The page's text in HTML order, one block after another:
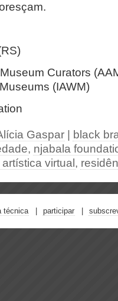
Curators
(IAWM)
Gaspar
black
, njabala
virtual ,
técnica participar